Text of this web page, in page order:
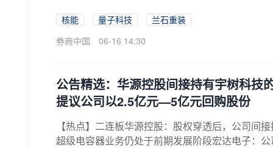
核能 量子科技
兰石重装
券商中国
06-16 14:30
公告精选：华源控股间接持有宇树科技
提议公司以2.5亿元—5亿元回购股份
【热点】二连板华源控股：股权穿透后，公司间
超级电容器业务仍处于前期发展阶段宏达电子：